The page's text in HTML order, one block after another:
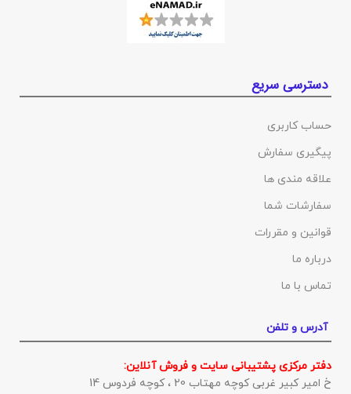
دسترسی سریع
حساب کاربری
پیگیری سفارش
علاقه مندی ها
سفارشات شما
قوانین و مقررات
درباره ما
تماس با ما
آدرس و تلفن
دفتر مرکزی پشتیبانی سایت و فروش آنلاین:
خ امیر کبیر غربی کوچه مهتاب 20 ، کوچه فردوس 14